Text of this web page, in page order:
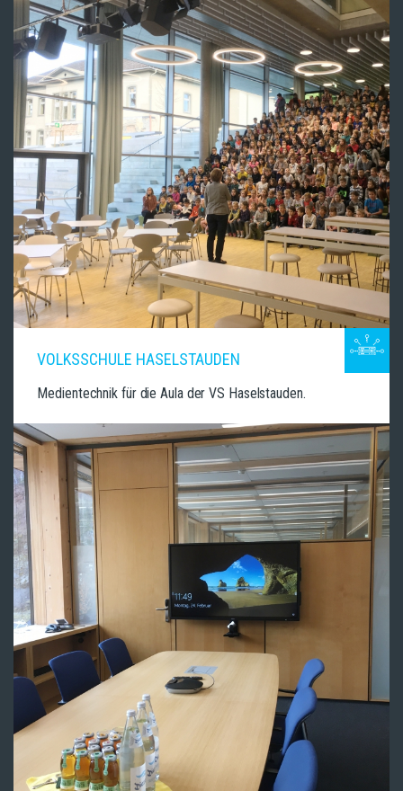
VOLKSSCHULE HASELSTAUDEN
Medientechnik für die Aula der VS Haselstauden.